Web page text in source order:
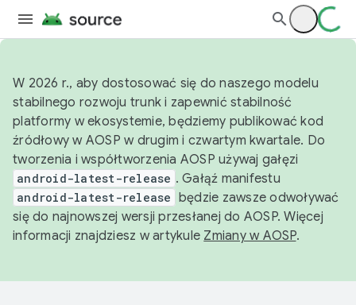
W 2026 r., aby dostosować się do naszego modelu
stabilnego rozwoju trunk i zapewnić stabilność
platformy w ekosystemie, będziemy publikować kod
źródłowy w AOSP w drugim i czwartym kwartale. Do
tworzenia i współtworzenia AOSP używaj gałęzi
android-latest-release . Gałąź manifestu
android-latest-release będzie zawsze odwoływać
się do najnowszej wersji przesłanej do AOSP. Więcej
informacji znajdziesz w artykule Zmiany w AOSP.